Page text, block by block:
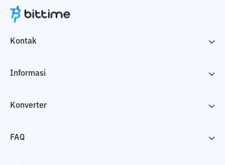
Kontak
Informasi
Konverter
FAQ